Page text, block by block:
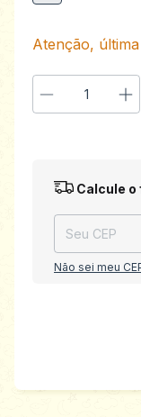
Atenção,
Entregas para o
Calcule o
Não sei meu